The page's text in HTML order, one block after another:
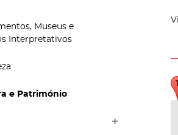
Museus e
Interpretativos
e Património